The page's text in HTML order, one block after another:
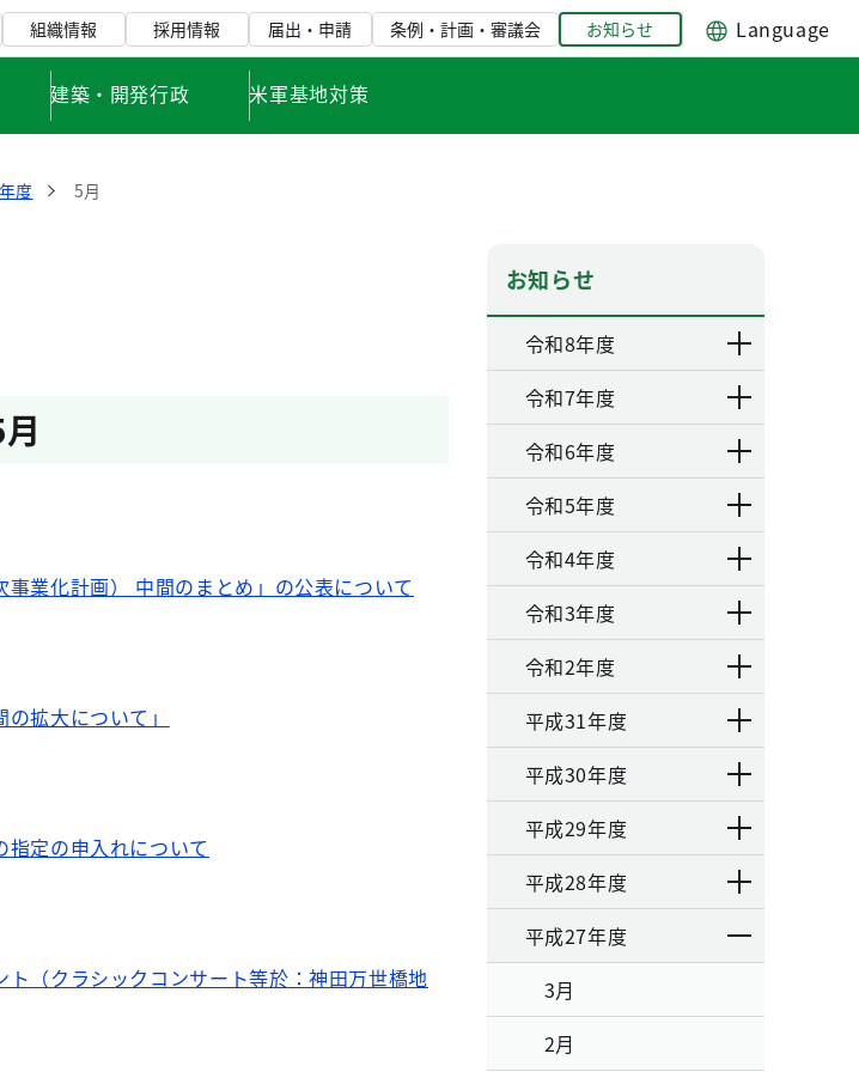
組織情報 採用情報 届出・申請 条例・計画・審議会 お知らせ Language
建築・開発行政 米軍基地対策
度 5月
事業化計画） 中間のまとめ」の公表について
拡大について」
定の申入れについて
（クラシックコンサート等於：神田万世橋地
お知らせ
令和8年度
令和7年度
令和6年度
令和5年度
令和4年度
令和3年度
令和2年度
平成31年度
平成30年度
平成29年度
平成28年度
平成27年度
3月
2月